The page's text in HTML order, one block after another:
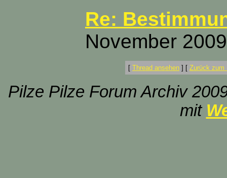
Re:
November
[ Thread ansehen ] [ Zurück zum
Pilze Pilze Forum Archiv
mit